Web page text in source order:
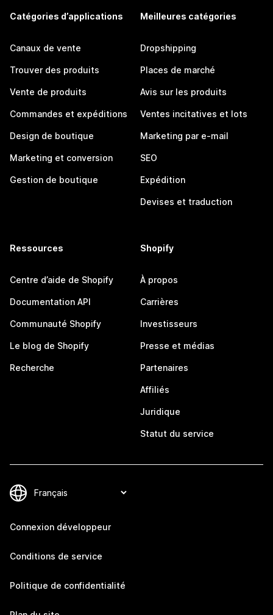
Catégories d’applications
Canaux de vente
Trouver des produits
Vente de produits
Commandes et expéditions
Design de boutique
Marketing et conversion
Gestion de boutique
Meilleures catégories
Dropshipping
Places de marché
Avis sur les produits
Ventes incitatives et lots
Marketing par e-mail
SEO
Expédition
Devises et traduction
Ressources
Centre d’aide de Shopify
Documentation API
Communauté Shopify
Le blog de Shopify
Recherche
Shopify
À propos
Carrières
Investisseurs
Presse et médias
Partenaires
Affiliés
Juridique
Statut du service
Connexion développeur
Conditions de service
Politique de confidentialité